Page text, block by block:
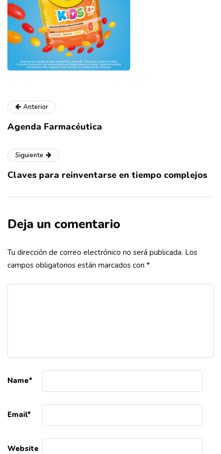
Anterior
Agenda Farmacéutica
Siguiente
Claves para reinventarse en tiempo complejos
Deja un comentario
Tu dirección de correo electrónico no será publicada. Los
campos obligatorios están marcados con *
Name*
Email*
Website